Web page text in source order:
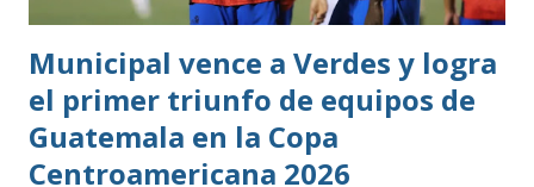
Municipal vence a Verdes y logra
el primer triunfo de equipos de
Guatemala en la Copa
Centroamericana 2026